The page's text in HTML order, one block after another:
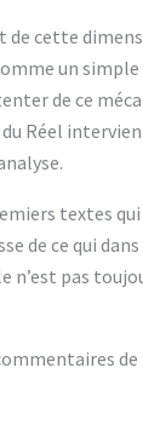
cette
un
de ce
Réel
textes
de ce qui
n’est pas